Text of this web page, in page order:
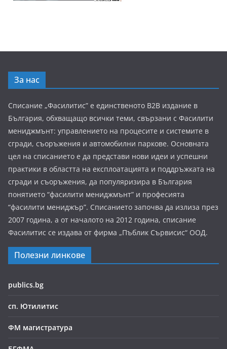
За нас
Списание „Фасилитис” е единственото B2B издание в
България, обхващащо всички теми, свързани с Фасилити
мениджмънт: управлението на процесите и системите в
сгради, съоръжения и автомобилни паркове. Основната
цел на списанието е да представи нови идеи и успешни
практики в областта на експлоатацията и поддръжката на
сгради и съоръжения, да популяризира в България
понятието “фасилити мениджмънт” и професията
“фасилити мениджър”. Списанието започва да излиза през
2007 година, а от началото на 2012 година, списание
Фасилитис се издава от фирма „Пъблик Сървисис“ ООД.
Полезни линкове
publics.bg
сп. Ютилитис
ФМ магистратура